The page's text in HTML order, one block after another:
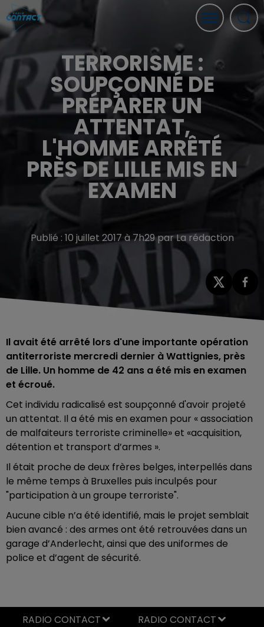
TERRORISME :
SOUPÇONNÉ DE
PRÉPARER UN
ATTENTAT,
L'HOMME ARRÊTÉ
PRÈS DE LILLE MIS EN
EXAMEN
Publié : 10 juillet 2017 à 7h29 par La rédaction
Il avait été arrêté lors d'une importante opération
antiterroriste mercredi dernier à Wattignies, près
de Lille. Un homme de 42 ans a été mis en examen
et écroué.
Cet individu radicalisé est soupçonné d'avoir projeté
un attentat. Il a été mis en examen pour « association
de malfaiteurs terroriste criminelle» et «acquisition,
détention et transport d’armes ».
Il était proche de deux frères belges, interpellés dans
le même temps à Bruxelles puis inculpés pour
"participation à un groupe terroriste".
Aucune cible n’a été identifié, mais le projet semblait
bien avancé : des armes ont été retrouvées dans un
garage d’Anderlecht, ainsi que des uniformes de
police et d’agent de sécurité.
RADIO CONTACT